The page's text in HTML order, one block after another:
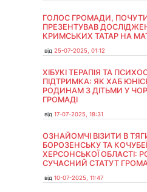
ГОЛОС ГРОМАДИ,
ПРЕЗЕНТУВАВ
КРИМСЬКИХ ТАТАР НА
від 25-07-2025, 01:12
ХІБУКІ ТЕРАПІЯ ТА
ПІДТРИМКА: ЯК ХАБ
РОДИНАМ З ДІТЬМИ У
ГРОМАДІ
від 17-07-2025, 18:31
ОЗНАЙОМЧІ ВІЗИТИ В
БОРОЗЕНСЬКУ ТА
ХЕРСОНСЬКОЇ ОБЛАСТІ:
СУЧАСНИЙ СТАТУТ
від 10-07-2025, 11:47